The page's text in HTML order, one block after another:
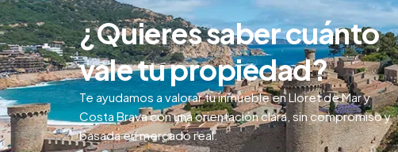
¿Quieres saber cuánto
vale tu propiedad?
Te ayudamos a valorar tu inmueble en Lloret de Mar y
Costa Brava con una orientación clara, sin compromiso y
basada en mercado real.